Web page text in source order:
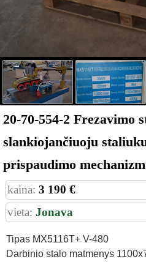
20-70-554-2 Frezavimo
slankiojančiuoju
prispaudimo
kaina: 3 190 €
vieta: Jonava
Tipas MX5116T+ V-480
Darbinio stalo matmenys